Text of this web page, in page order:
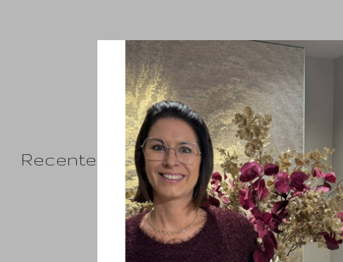
Recente artikelen